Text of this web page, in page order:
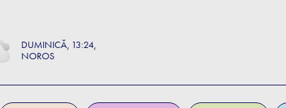
DUMINICĂ 13:24
NOROS